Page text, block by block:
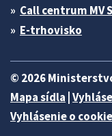
Call centrum MV
E-trhovisko
© 2026
Mapa sídla
Vyhlásenie o